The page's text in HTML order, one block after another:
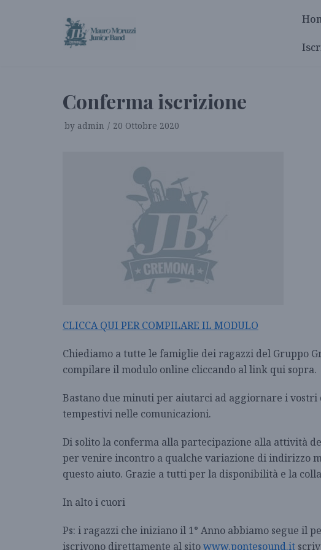
Conferma iscrizione
by admin 20 Ottobre 2020
CLICCA QUI PER COMPILARE IL MODULO
Chiediamo a tutte le famiglie dei ragazzi del Gruppo
compilare il modulo online cliccando al link qui sopra.
Bastano due minuti per aiutarci ad aggiornare i vostri
tempestivi nelle comunicazioni.
Di solito la conferma alla partecipazione alla attività
per venire incontro a qualche variazione di indirizzo
questo aiuto. Grazie a tutti per la disponibilità e la
In alto i cuori
Ps: i ragazzi che iniziano il 1° Anno abbiamo segue il
iscrivono direttamente al sitowww.pontesound.it